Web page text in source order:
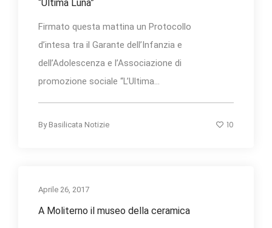
“Ultima Luna”
Firmato questa mattina un Protocollo
d’intesa tra il Garante dell’Infanzia e
dell’Adolescenza e l’Associazione di
promozione sociale “L’Ultima...
By Basilicata Notizie 10
Aprile 26, 2017
A Moliterno il museo della ceramica